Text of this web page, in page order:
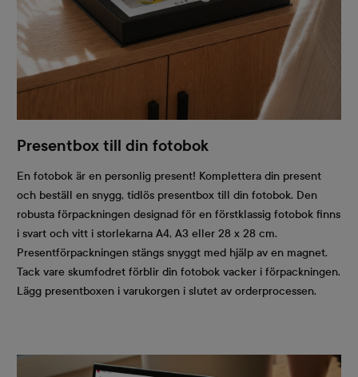
Presentbox till din fotobok
En fotobok är en personlig present! Komplettera din present
och beställ en snygg, tidlös presentbox till din fotobok. Den
robusta förpackningen designad för en förstklassig fotobok finns
i svart och vitt i storlekarna A4, A3 eller 28 x 28 cm.
Presentförpackningen stängs snyggt med hjälp av en magnet.
Tack vare skumfodret förblir din fotobok vacker i förpackningen.
Lägg presentboxen i varukorgen i slutet av orderprocessen.